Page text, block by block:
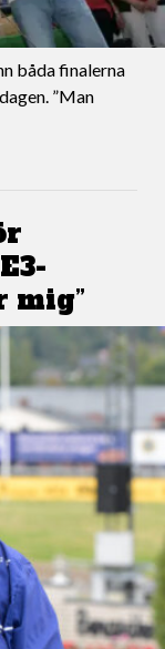
båda finalerna
”Man
mig”